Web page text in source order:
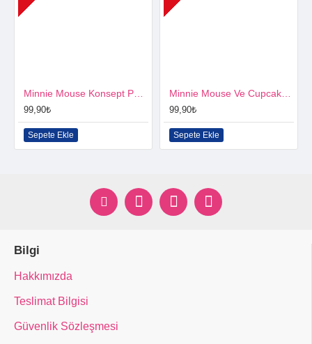
99,90₺
Sepete Ekle
Minnie Mouse Ve Cupcake Konsept Parti Seti
99,90₺
Sepete Ekle
Bilgi
Hakkımızda
Teslimat Bilgisi
Güvenlik Sözleşmesi